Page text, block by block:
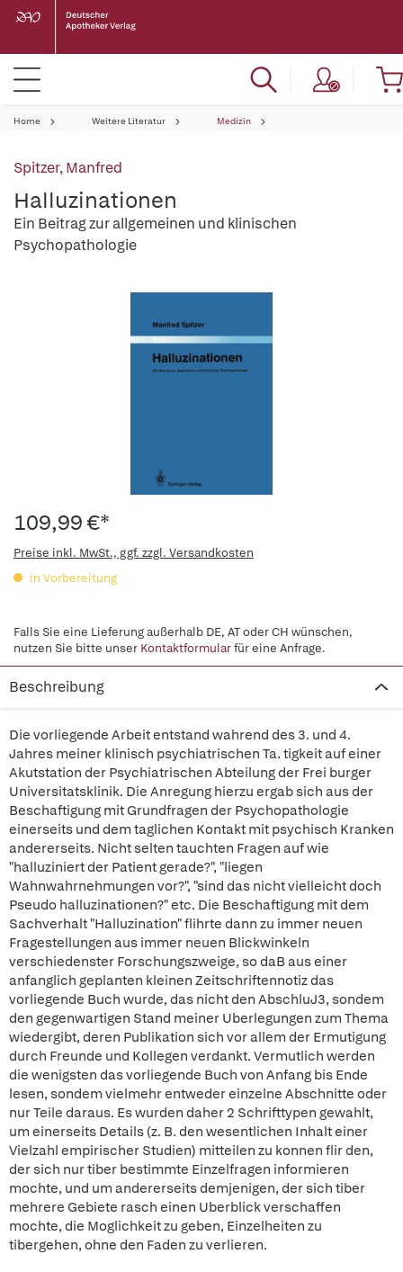
Home Weitere Literatur Medizin
Spitzer, Manfred
Halluzinationen
Ein Beitrag zur allgemeinen und klinischen
Psychopathologie
109,99 €*
Preise inkl. MwSt., ggf. zzgl. Versandkosten
in Vorbereitung
Falls Sie eine Lieferung außerhalb DE, AT oder CH wünschen,
nutzen Sie bitte unser Kontaktformularfür eine Anfrage.
Beschreibung
Die vorliegende Arbeit entstand wahrend des 3. und 4.
Jahres meiner klinisch psychiatrischen Ta. tigkeit auf einer
Akutstation der Psychiatrischen Abteilung der Frei burger
Universitatsklinik. Die Anregung hierzu ergab sich aus der
Beschaftigung mit Grundfragen der Psychopathologie
einerseits und dem taglichen Kontakt mit psychisch Kranken
andererseits. Nicht selten tauchten Fragen auf wie
"halluziniert der Patient gerade?", "liegen
Wahnwahrnehmungen vor?", "sind das nicht vielleicht doch
Pseudo halluzinationen?" etc. Die Beschaftigung mit dem
Sachverhalt "Halluzination" flihrte dann zu immer neuen
Fragestellungen aus immer neuen Blickwinkeln
verschiedenster Forschungszweige, so daB aus einer
anfanglich geplanten kleinen Zeitschriftennotiz das
vorliegende Buch wurde, das nicht den AbschluJ3, sondem
den gegenwartigen Stand meiner Uberlegungen zum Thema
wiedergibt, deren Publikation sich vor allem der Ermutigung
durch Freunde und Kollegen verdankt. Vermutlich werden
die wenigsten das vorliegende Buch von Anfang bis Ende
lesen, sondem vielmehr entweder einzelne Abschnitte oder
nur Teile daraus. Es wurden daher 2 Schrifttypen gewahlt,
um einerseits Details (z. B. den wesentlichen Inhalt einer
Vielzahl empirischer Studien) mitteilen zu konnen flir den,
der sich nur tiber bestimmte Einzelfragen informieren
mochte, und um andererseits demjenigen, der sich tiber
mehrere Gebiete rasch einen Uberblick verschaffen
mochte, die Moglichkeit zu geben, Einzelheiten zu
tibergehen, ohne den Faden zu verlieren.